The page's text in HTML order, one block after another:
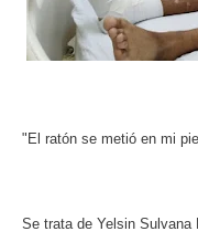
"El ratón se metió en mi
Se trata de Yelsin Sulvana